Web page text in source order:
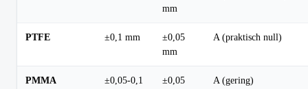
mm
PTFE ±0,1 mm
±0,05
mm
A (praktisch null)
PMMA
±0,05-0,1
±0,05
A (gering)